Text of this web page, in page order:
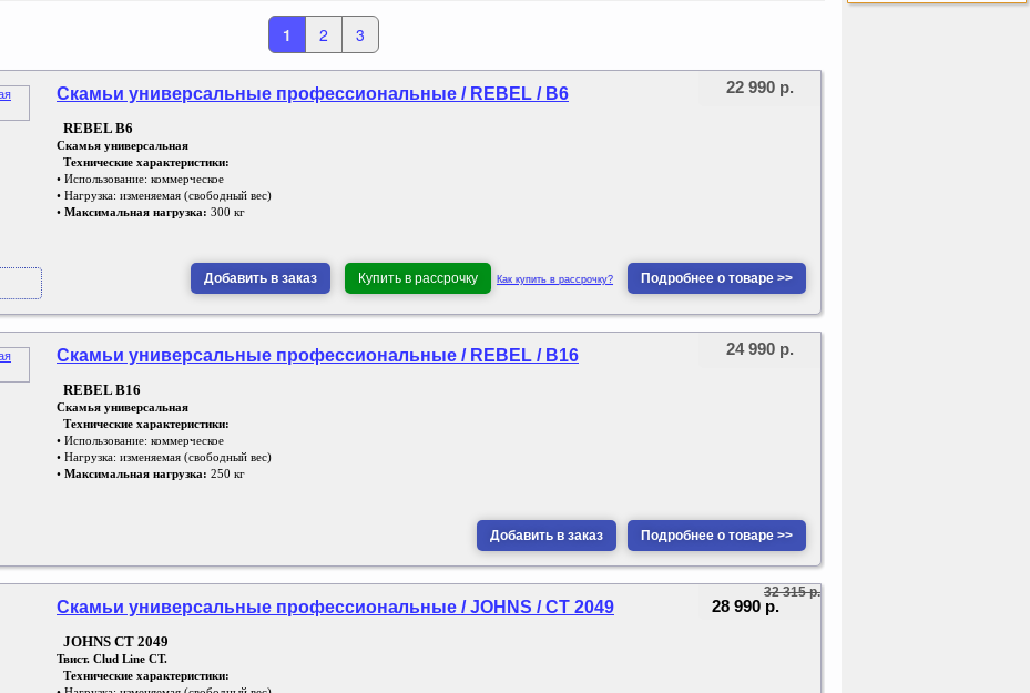
1 2 3
Скамьи универсальные профессиональные / REBEL / B6
REBEL B6
Скамья универсальная
Технические характеристики:
• Использование: коммерческое
• Нагрузка: изменяемая (свободный вес)
• Максимальная нагрузка: 300 кг
Добавить в заказ Купить в рассрочку Как купить в рассрочку? Подробнее о товаре >>
22 990 р.
Скамьи универсальные профессиональные / REBEL / B16
REBEL B16
Скамья универсальная
Технические характеристики:
• Использование: коммерческое
• Нагрузка: изменяемая (свободный вес)
• Максимальная нагрузка: 250 кг
Добавить в заказ Подробнее о товаре >>
24 990 р.
Скамьи универсальные профессиональные / JOHNS / CT 2049
JOHNS CT 2049
Твист. Clud Line CT.
Технические характеристики:
32 315 р.
28 990 р.